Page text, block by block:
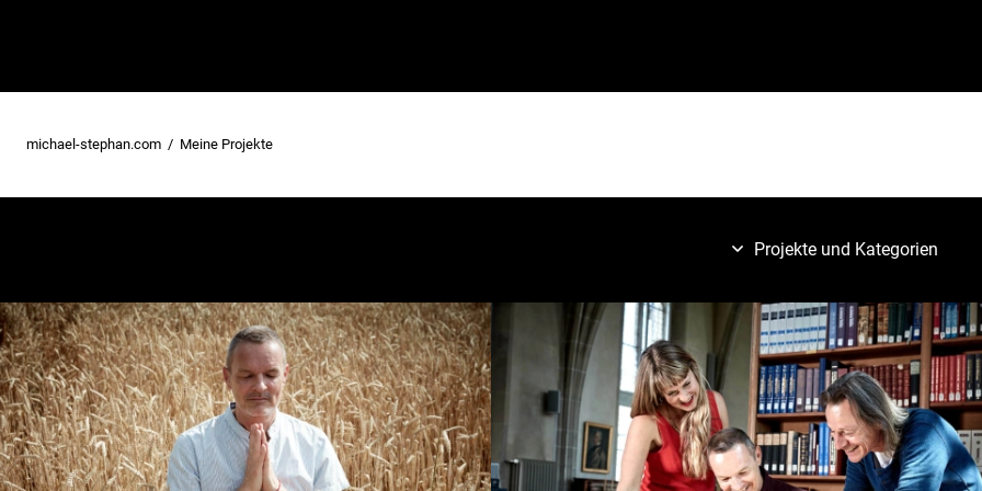
michael-stephan.com Meine Projekte
Projekte und Kategorien